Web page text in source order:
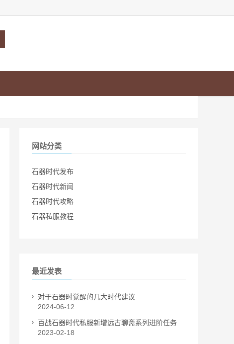
网站分类
石器时代发布
石器时代新闻
石器时代攻略
石器私服教程
最近发表
对于石器时觉醒的几大时代建议
2024-06-12
百战石器时代私服新增远古聊斋系列进阶任务
2023-02-18